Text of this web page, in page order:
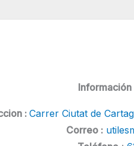
: Carrer Ciutat de
Correo :